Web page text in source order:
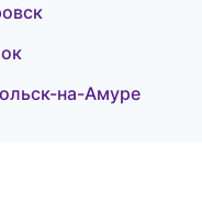
на-Амуре